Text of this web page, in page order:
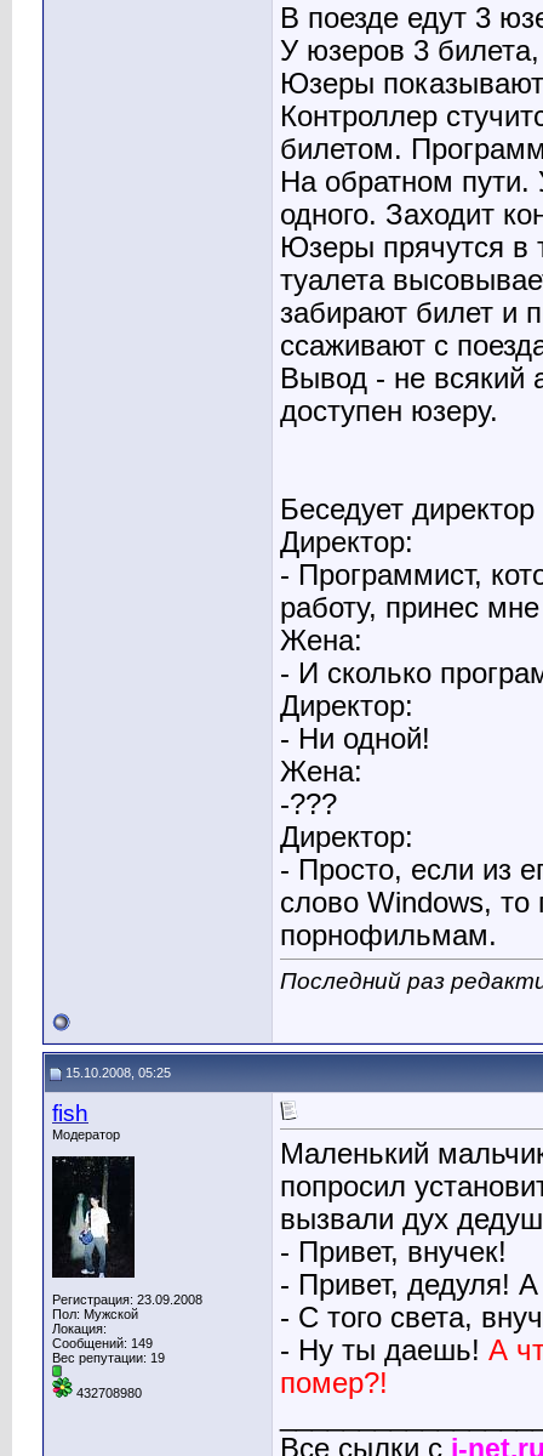
В поезде едут 3
У юзеров 3
Юзеры
Контроллер
билетом.
На обратном пути.
одного. Заходит
Юзеры прячутся в
туалета
забирают билет и
ссаживают с
Вывод - не всякий
доступен юзеру.
Беседует
Директор:
- Программист,
работу, принес
Жена:
- И сколько
Директор:
- Ни одной!
Жена:
-???
Директор:
- Просто, если из
слово Windоws, то
порнофильмам.
Последний раз
15.10.2008, 05:25
fish
Модератор
Регистрация: 23.09.2008
Пол: Мужской
Локация:
Сообщений: 149
Вес репутации: 19
432708980
Маленький
попросил
вызвали дух
- Привет, внучек!
- Привет, дедуля!
- С того света,
- Ну ты даешь! А
помер?!
Bсе сылки с j-